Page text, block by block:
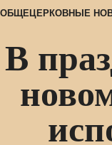
ОБЩЕЦЕРКОВНЫЕ
В